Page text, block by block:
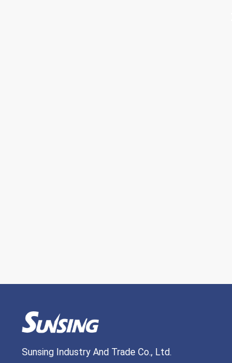
Sunsing Industry And Trade Co., Ltd.